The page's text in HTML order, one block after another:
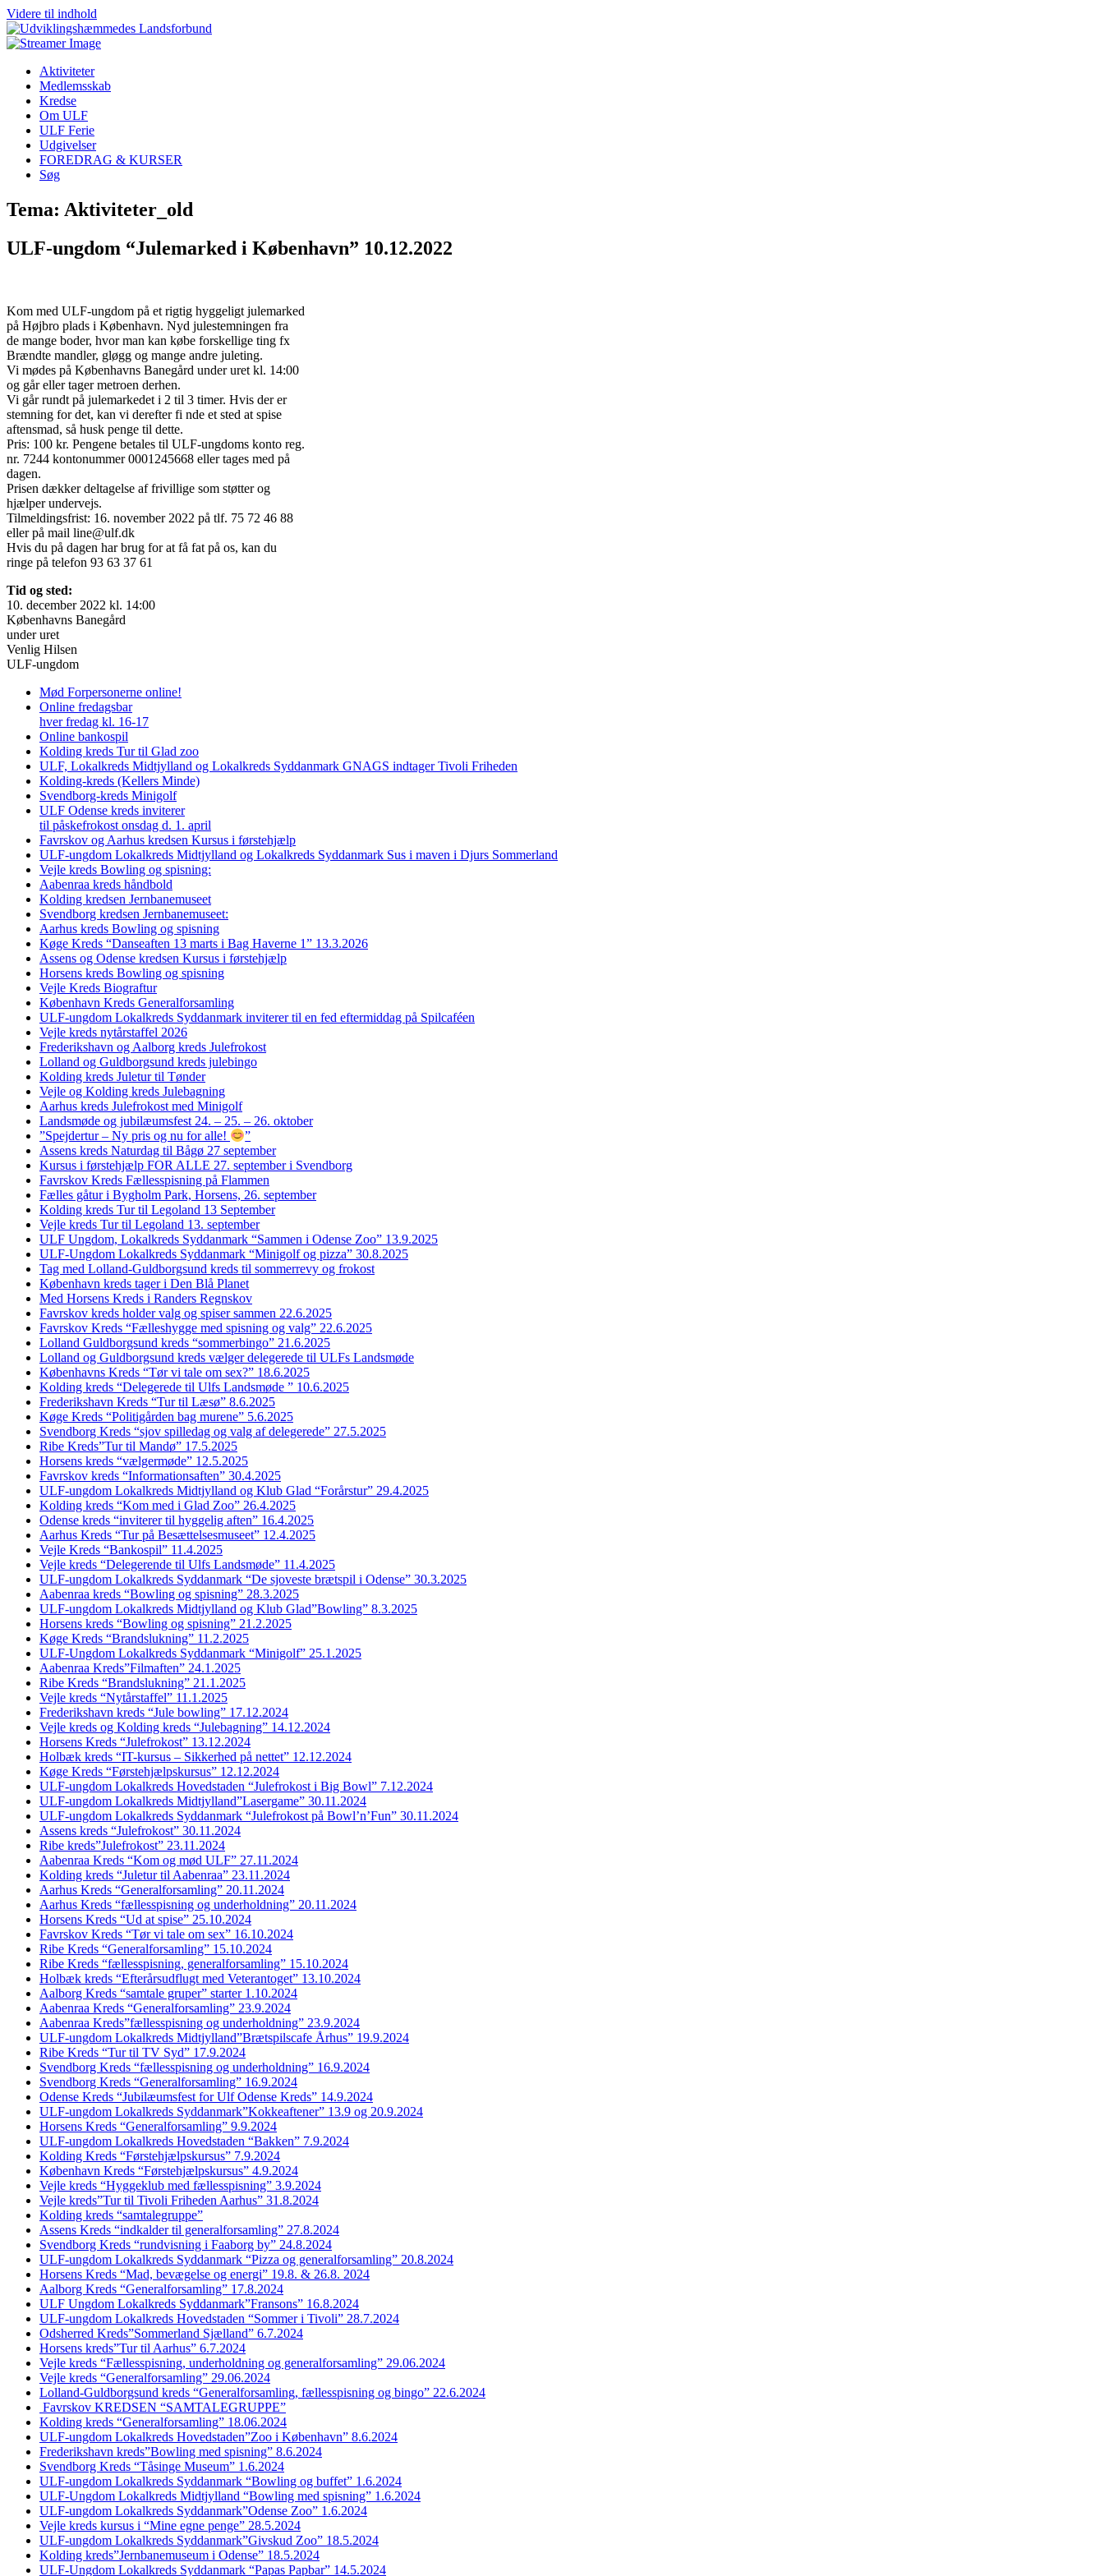
Videre til indhold
Aktiviteter
Medlemsskab
Kredse
Om ULF
ULF Ferie
Udgivelser
FOREDRAG & KURSER
Søg
Tema: Aktiviteter_old
ULF-ungdom “Julemarked i København” 10.12.2022
Kom med ULF-ungdom på et rigtig hyggeligt julemarked
på Højbro plads i København. Nyd julestemningen fra
de mange boder, hvor man kan købe forskellige ting fx
Brændte mandler, gløgg og mange andre juleting.
Vi mødes på Københavns Banegård under uret kl. 14:00
og går eller tager metroen derhen.
Vi går rundt på julemarkedet i 2 til 3 timer. Hvis der er
stemning for det, kan vi derefter fi nde et sted at spise
aftensmad, så husk penge til dette.
Pris: 100 kr. Pengene betales til ULF-ungdoms konto reg.
nr. 7244 kontonummer 0001245668 eller tages med på
dagen.
Prisen dækker deltagelse af frivillige som støtter og
hjælper undervejs.
Tilmeldingsfrist: 16. november 2022 på tlf. 75 72 46 88
eller på mail line@ulf.dk
Hvis du på dagen har brug for at få fat på os, kan du
ringe på telefon 93 63 37 61
Tid og sted:
10. december 2022 kl. 14:00
Københavns Banegård
under uret
Venlig Hilsen
ULF-ungdom
Mød Forpersonerne online!
Online fredagsbar
hver fredag kl. 16-17
Online bankospil
Kolding kreds Tur til Glad zoo
ULF, Lokalkreds Midtjylland og Lokalkreds Syddanmark GNAGS indtager Tivoli Friheden
Kolding-kreds (Kellers Minde)
Svendborg-kreds Minigolf
ULF Odense kreds inviterer
til påskefrokost onsdag d. 1. april
Favrskov og Aarhus kredsen Kursus i førstehjælp
ULF-ungdom Lokalkreds Midtjylland og Lokalkreds Syddanmark Sus i maven i Djurs Sommerland
Vejle kreds Bowling og spisning:
Aabenraa kreds håndbold
Kolding kredsen Jernbanemuseet
Svendborg kredsen Jernbanemuseet:
Aarhus kreds Bowling og spisning
Køge Kreds “Danseaften 13 marts i Bag Haverne 1” 13.3.2026
Assens og Odense kredsen Kursus i førstehjælp
Horsens kreds Bowling og spisning
Vejle Kreds Biograftur
København Kreds Generalforsamling
ULF-ungdom Lokalkreds Syddanmark inviterer til en fed eftermiddag på Spilcaféen
Vejle kreds nytårstaffel 2026
Frederikshavn og Aalborg kreds Julefrokost
Lolland og Guldborgsund kreds julebingo
Kolding kreds Juletur til Tønder
Vejle og Kolding kreds Julebagning
Aarhus kreds Julefrokost med Minigolf
Landsmøde og jubilæumsfest 24. – 25. – 26. oktober
”Spejdertur – Ny pris og nu for alle!
”
Assens kreds Naturdag til Bågø 27 september
Kursus i førstehjælp FOR ALLE 27. september i Svendborg
Favrskov Kreds Fællesspisning på Flammen
Fælles gåtur i Bygholm Park, Horsens, 26. september
Kolding kreds Tur til Legoland 13 September
Vejle kreds Tur til Legoland 13. september
ULF Ungdom, Lokalkreds Syddanmark “Sammen i Odense Zoo” 13.9.2025
ULF-Ungdom Lokalkreds Syddanmark “Minigolf og pizza” 30.8.2025
Tag med Lolland-Guldborgsund kreds til sommerrevy og frokost
København kreds tager i Den Blå Planet
Med Horsens Kreds i Randers Regnskov
Favrskov kreds holder valg og spiser sammen 22.6.2025
Favrskov Kreds “Fælleshygge med spisning og valg” 22.6.2025
Lolland Guldborgsund kreds “sommerbingo” 21.6.2025
Lolland og Guldborgsund kreds vælger delegerede til ULFs Landsmøde
Københavns Kreds “Tør vi tale om sex?” 18.6.2025
Kolding kreds “Delegerede til Ulfs Landsmøde ” 10.6.2025
Frederikshavn Kreds “Tur til Læsø” 8.6.2025
Køge Kreds “Politigården bag murene” 5.6.2025
Svendborg Kreds “sjov spilledag og valg af delegerede” 27.5.2025
Ribe Kreds”Tur til Mandø” 17.5.2025
Horsens kreds “vælgermøde” 12.5.2025
Favrskov kreds “Informationsaften” 30.4.2025
ULF-ungdom Lokalkreds Midtjylland og Klub Glad “Forårstur” 29.4.2025
Kolding kreds “Kom med i Glad Zoo” 26.4.2025
Odense kreds “inviterer til hyggelig aften” 16.4.2025
Aarhus Kreds “Tur på Besættelsesmuseet” 12.4.2025
Vejle Kreds “Bankospil” 11.4.2025
Vejle kreds “Delegerende til Ulfs Landsmøde” 11.4.2025
ULF-ungdom Lokalkreds Syddanmark “De sjoveste brætspil i Odense” 30.3.2025
Aabenraa kreds “Bowling og spisning” 28.3.2025
ULF-ungdom Lokalkreds Midtjylland og Klub Glad”Bowling” 8.3.2025
Horsens kreds “Bowling og spisning” 21.2.2025
Køge Kreds “Brandslukning” 11.2.2025
ULF-Ungdom Lokalkreds Syddanmark “Minigolf” 25.1.2025
Aabenraa Kreds”Filmaften” 24.1.2025
Ribe Kreds “Brandslukning” 21.1.2025
Vejle kreds “Nytårstaffel” 11.1.2025
Frederikshavn kreds “Jule bowling” 17.12.2024
Vejle kreds og Kolding kreds “Julebagning” 14.12.2024
Horsens Kreds “Julefrokost” 13.12.2024
Holbæk kreds “IT-kursus – Sikkerhed på nettet” 12.12.2024
Køge Kreds “Førstehjælpskursus” 12.12.2024
ULF-ungdom Lokalkreds Hovedstaden “Julefrokost i Big Bowl” 7.12.2024
ULF-ungdom Lokalkreds Midtjylland”Lasergame” 30.11.2024
ULF-ungdom Lokalkreds Syddanmark “Julefrokost på Bowl’n’Fun” 30.11.2024
Assens kreds “Julefrokost” 30.11.2024
Ribe kreds”Julefrokost” 23.11.2024
Aabenraa Kreds “Kom og mød ULF” 27.11.2024
Kolding kreds “Juletur til Aabenraa” 23.11.2024
Aarhus Kreds “Generalforsamling” 20.11.2024
Aarhus Kreds “fællesspisning og underholdning” 20.11.2024
Horsens Kreds “Ud at spise” 25.10.2024
Favrskov Kreds “Tør vi tale om sex” 16.10.2024
Ribe Kreds “Generalforsamling” 15.10.2024
Ribe Kreds “fællesspisning, generalforsamling” 15.10.2024
Holbæk kreds “Efterårsudflugt med Veterantoget” 13.10.2024
Aalborg Kreds “samtale gruper” starter 1.10.2024
Aabenraa Kreds “Generalforsamling” 23.9.2024
Aabenraa Kreds”fællesspisning og underholdning” 23.9.2024
ULF-ungdom Lokalkreds Midtjylland”Brætspilscafe Århus” 19.9.2024
Ribe Kreds “Tur til TV Syd” 17.9.2024
Svendborg Kreds “fællesspisning og underholdning” 16.9.2024
Svendborg Kreds “Generalforsamling” 16.9.2024
Odense Kreds “Jubilæumsfest for Ulf Odense Kreds” 14.9.2024
ULF-ungdom Lokalkreds Syddanmark”Kokkeaftener” 13.9 og 20.9.2024
Horsens Kreds “Generalforsamling” 9.9.2024
ULF-ungdom Lokalkreds Hovedstaden “Bakken” 7.9.2024
Kolding Kreds “Førstehjælpskursus” 7.9.2024
København Kreds “Førstehjælpskursus” 4.9.2024
Vejle kreds “Hyggeklub med fællesspisning” 3.9.2024
Vejle kreds”Tur til Tivoli Friheden Aarhus” 31.8.2024
Kolding kreds “samtalegruppe”
Assens Kreds “indkalder til generalforsamling” 27.8.2024
Svendborg Kreds “rundvisning i Faaborg by” 24.8.2024
ULF-ungdom Lokalkreds Syddanmark “Pizza og generalforsamling” 20.8.2024
Horsens Kreds “Mad, bevægelse og energi” 19.8. & 26.8. 2024
Aalborg Kreds “Generalforsamling” 17.8.2024
ULF Ungdom Lokalkreds Syddanmark”Fransons” 16.8.2024
ULF-ungdom Lokalkreds Hovedstaden “Sommer i Tivoli” 28.7.2024
Odsherred Kreds”Sommerland Sjælland” 6.7.2024
Horsens kreds”Tur til Aarhus” 6.7.2024
Vejle kreds “Fællesspisning, underholdning og generalforsamling” 29.06.2024
Vejle kreds “Generalforsamling” 29.06.2024
Lolland-Guldborgsund kreds “Generalforsamling, fællesspisning og bingo” 22.6.2024
Favrskov KREDSEN “SAMTALEGRUPPE”
Kolding kreds “Generalforsamling” 18.06.2024
ULF-ungdom Lokalkreds Hovedstaden”Zoo i København” 8.6.2024
Frederikshavn kreds”Bowling med spisning” 8.6.2024
Svendborg Kreds “Tåsinge Museum” 1.6.2024
ULF-ungdom Lokalkreds Syddanmark “Bowling og buffet” 1.6.2024
ULF-Ungdom Lokalkreds Midtjylland “Bowling med spisning” 1.6.2024
ULF-ungdom Lokalkreds Syddanmark”Odense Zoo” 1.6.2024
Vejle kreds kursus i “Mine egne penge” 28.5.2024
ULF-ungdom Lokalkreds Syddanmark”Givskud Zoo” 18.5.2024
Kolding kreds”Jernbanemuseum i Odense” 18.5.2024
ULF-Ungdom Lokalkreds Syddanmark “Papas Papbar” 14.5.2024